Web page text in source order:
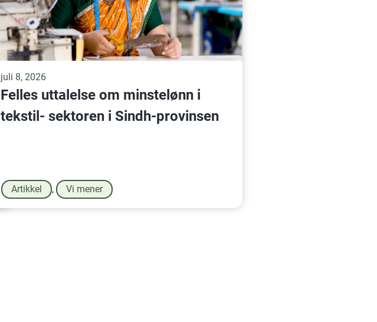
juli 8, 2026
Felles uttalelse om minstelønn i
tekstil- sektoren i Sindh-provinsen
Artikkel , Vi mener